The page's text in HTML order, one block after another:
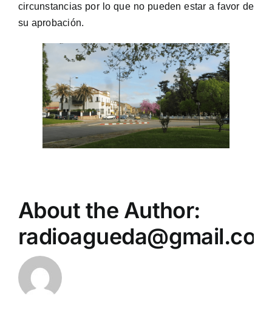
circunstancias por lo que no pueden estar a favor de
su aprobación.
About the Author: